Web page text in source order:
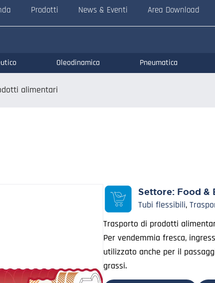
Prodotti News & Eventi Area Download
Oleodinamica Pneumatica
alimentari
Settore: Food &
Tubi flessibili,
Trasporto di prodotti
Per vendemmia fresca,
utilizzato anche per il
grassi.